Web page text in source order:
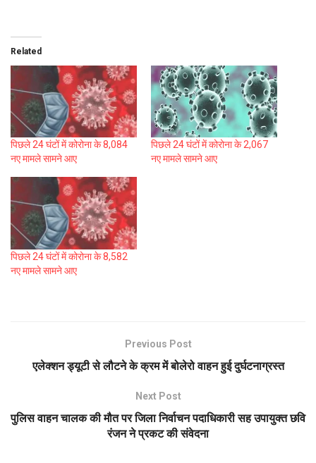
Related
पिछले 24 घंटों में कोरोना के 8,084
नए मामले सामने आए
पिछले 24 घंटों में कोरोना के 2,067
नए मामले सामने आए
पिछले 24 घंटों में कोरोना के 8,582
नए मामले सामने आए
Previous Post
एलेक्शन ड्यूटी से लौटने के क्रम में बोलेरो वाहन हुई दुर्घटनाग्रस्त
Next Post
पुलिस वाहन चालक की मौत पर जिला निर्वाचन पदाधिकारी सह उपायुक्त छवि
रंजन ने प्रकट की संवेदना